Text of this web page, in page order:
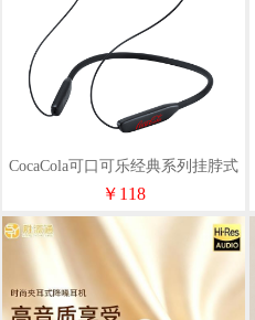
CocaCola可口可乐经典系列挂脖式
蓝牙耳机T78
￥118